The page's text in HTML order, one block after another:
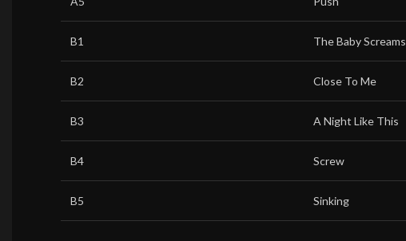
B1 The Baby Screams
B2 Close To Me
B3 A Night Like This
B4 Screw
B5 Sinking